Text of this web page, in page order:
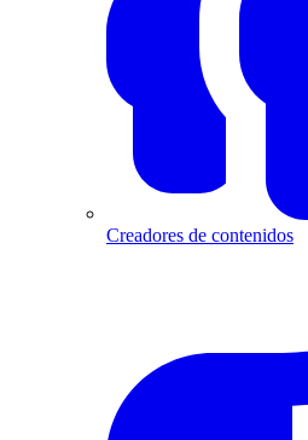
Creadores de contenidos